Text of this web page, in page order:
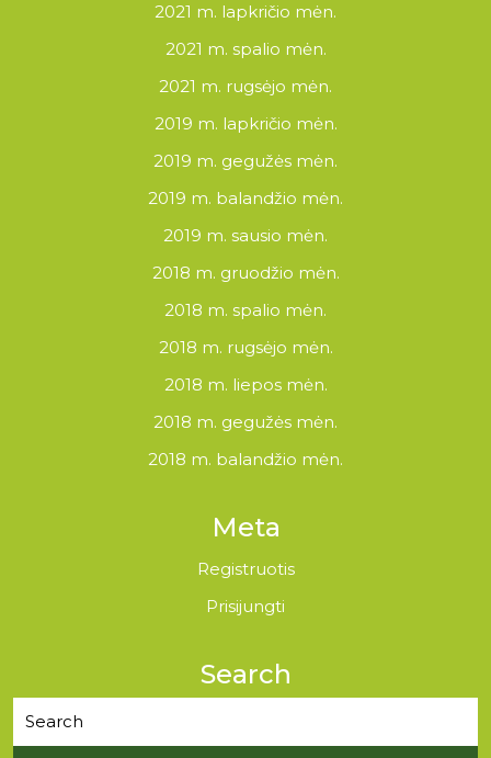
2021 m. lapkričio mėn.
2021 m. spalio mėn.
2021 m. rugsėjo mėn.
2019 m. lapkričio mėn.
2019 m. gegužės mėn.
2019 m. balandžio mėn.
2019 m. sausio mėn.
2018 m. gruodžio mėn.
2018 m. spalio mėn.
2018 m. rugsėjo mėn.
2018 m. liepos mėn.
2018 m. gegužės mėn.
2018 m. balandžio mėn.
Meta
Registruotis
Prisijungti
Search